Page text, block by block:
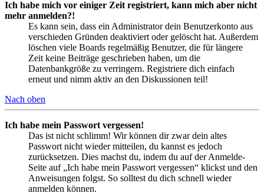
Ich habe mich vor einiger Zeit registriert, kann mich aber nicht
mehr anmelden?!
Es kann sein, dass ein Administrator dein Benutzerkonto aus
verschieden Gründen deaktiviert oder gelöscht hat. Außerdem
löschen viele Boards regelmäßig Benutzer, die für längere
Zeit keine Beiträge geschrieben haben, um die
Datenbankgröße zu verringern. Registriere dich einfach
erneut und nimm aktiv an den Diskussionen teil!
Nach oben
Ich habe mein Passwort vergessen!
Das ist nicht schlimm! Wir können dir zwar dein altes
Passwort nicht wieder mitteilen, du kannst es jedoch
zurücksetzen. Dies machst du, indem du auf der Anmelde-
Seite auf „Ich habe mein Passwort vergessen“ klickst und den
Anweisungen folgst. So solltest du dich schnell wieder
anmelden können.